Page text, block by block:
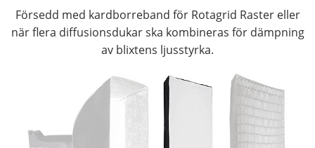
Försedd med kardborreband för Rotagrid Raster eller
när flera diffusionsdukar ska kombineras för dämpning
av blixtens ljusstyrka.